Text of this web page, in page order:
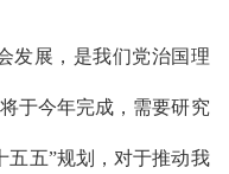
发展，是我们党治国理
于今年完成，需要研究
五五”规划，对于推动我